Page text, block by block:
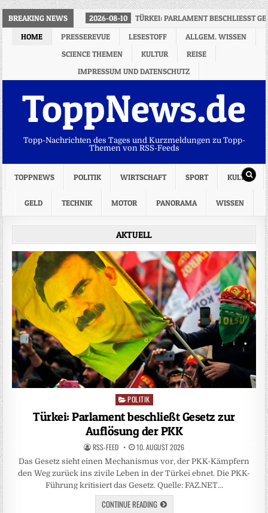
BREAKING NEWS 2026-08-10
TÜRKEI: PARLAMENT BESCHLIESST
HOME
PRESSEREVUE LESESTOFF
ALLGEM. WISSEN
SCIENCE THEMEN
KULTUR
REISE
IMPRESSUM UND DATENSCHUTZ
ToppNews.de
Topp-Nachrichten des Tages und Kurzmeldungen zu Topp-
Themen von RSS-Feeds
TOPPNEWS POLITIK WIRTSCHAFT SPORT KULTUR
GELD TECHNIK MOTOR PANORAMA WISSEN
AKTUELL
Posted
POLITIK
Türkei: Parlament beschließt Gesetz zur
Auflösung der PKK
RSS-FEED 10. AUGUST 2026
Das Gesetz sieht einen Mechanismus vor, der PKK-Kämpfern
den Weg zurück ins zivile Leben in der Türkei ebnet. Die PKK-
Führung kritisiert das Gesetz. Quelle: FAZ.NET…
CONTINUE READING